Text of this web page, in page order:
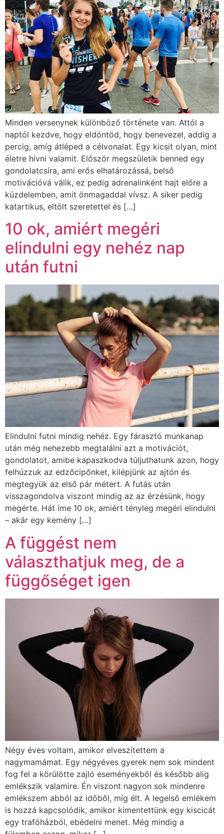
Minden versenynek különböző története van. Attól a
naptól kezdve, hogy eldöntöd, hogy benevezel, addig a
percig, amíg átléped a célvonalat. Egy kicsit olyan, mint
életre hívni valamit. Először megszületik benned egy
gondolatcsíra, ami erős elhatározássá, belső
motivációvá válik, ez pedig adrenalinként hajt előre a
küzdelemben, amit önmagaddal vívsz. A siker pedig
katartikus, eltölt szeretettel és […]
10 ok, amiért megéri
elindulni egy nehéz nap
után futni
Elindulni futni mindig nehéz. Egy fárasztó munkanap
után még nehezebb megtalálni azt a motivációt,
gondolatot, amibe kapaszkodva túljuthatunk azon, hogy
felhúzzuk az edzőcipőnket, kilépjünk az ajtón és
megtegyük az első pár métert. A futás után
visszagondolva viszont mindig az az érzésünk, hogy
megérte. Hát íme 10 ok, amiért tényleg megéri elindulni
– akár egy kemény […]
A függést nem
választhatjuk meg, de a
függőséget igen
Négy éves voltam, amikor elveszítettem a
nagymamámat. Egy négyéves gyerek nem sok mindent
fog fel a körülötte zajló eseményekből és később alig
emlékszik valamire. Én viszont nagyon sok mindenre
emlékszem abból az időből, míg élt. A legelső emlékem
is hozzá kapcsolódik, amikor kimentettünk egy kiscicát
egy trafóházból, ebédelni menet. Még mindig a